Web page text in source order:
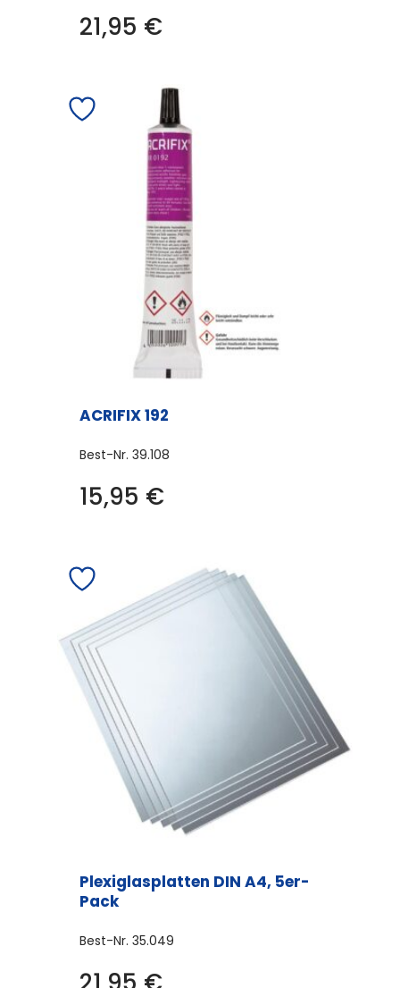
21,95 €
ACRIFIX 192
Best-Nr. 39.108
15,95 €
Plexiglasplatten DIN A4, 5er-
Pack
Best-Nr. 35.049